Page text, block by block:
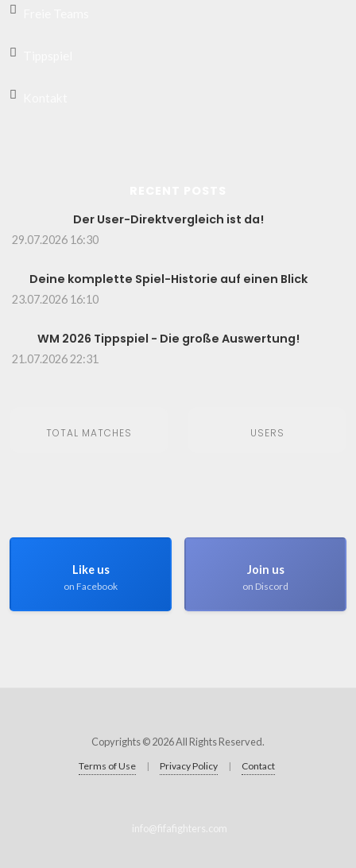
Der User-Direktvergleich ist da!
29.07.2026 16:30
Deine komplette Spiel-Historie auf einen Blick
23.07.2026 16:10
WM 2026 Tippspiel - Die große Auswertung!
21.07.2026 22:31
TOTAL MATCHES USERS
Like us
on Facebook
Join us
on Discord
Copyrights © 2026 All Rights Reserved.
Terms of Use | Privacy Policy | Contact
info@fifafighters.com